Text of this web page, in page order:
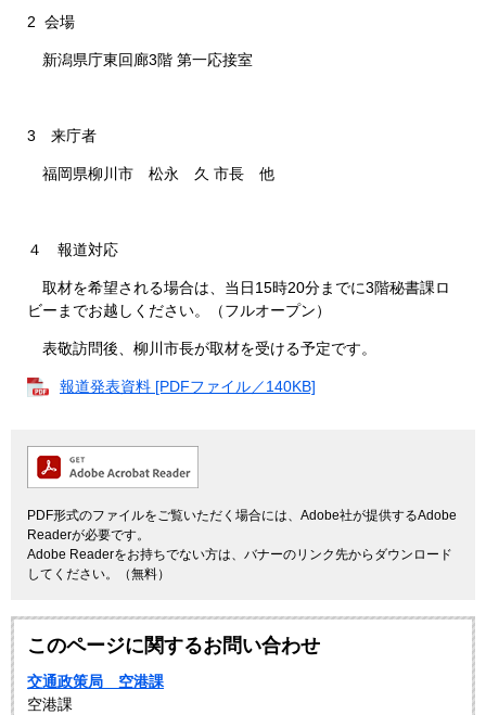
​2 会場
新潟県庁東回廊3階 第一応接室
3 来庁者
福岡県柳川市 松永 久 市長 他
４ 報道対応
取材を希望される場合は、当日15時20分までに3階秘書課ロ
ビーまでお越しください。（フルオープン）
表敬訪問後、柳川市長が取材を受ける予定です。
報道発表資料 [PDFファイル／140KB]
PDF形式のファイルをご覧いただく場合には、Adobe社が提供するAdobe
Readerが必要です。
Adobe Readerをお持ちでない方は、バナーのリンク先からダウンロード
してください。（無料）
このページに関するお問い合わせ
交通政策局 空港課
空港課